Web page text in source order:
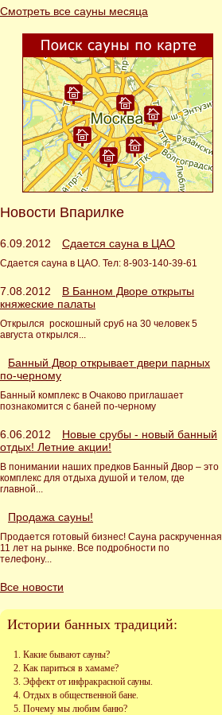
Смотреть все сауны месяца
Новости Впарилке
6.09.2012 Сдается сауна в ЦАО
Сдается сауна в ЦАО. Тел: 8-903-140-39-61
7.08.2012
В Банном Дворе открыты
княжеские палаты
Открылся роскошный сруб на 30 человек 5
августа открылся...
Банный Двор открывает двери парных
по-черному
Банный комплекс в Очаково приглашает
познакомится с баней по-черному
6.06.2012
Новые срубы - новый банный
отдых! Летние акции!
В понимании наших предков Банный Двор – это
комплекс для отдыха душой и телом, где
главной...
Продажа сауны!
Продается готовый бизнес! Сауна раскрученная
11 лет на рынке. Все подробности по
телефону...
Все новости
Истории банных традиций:
Какие бывают сауны?
Как париться в хамаме?
Эффект от инфракрасной сауны.
Отдых в общественной бане.
Почему мы любим баню?